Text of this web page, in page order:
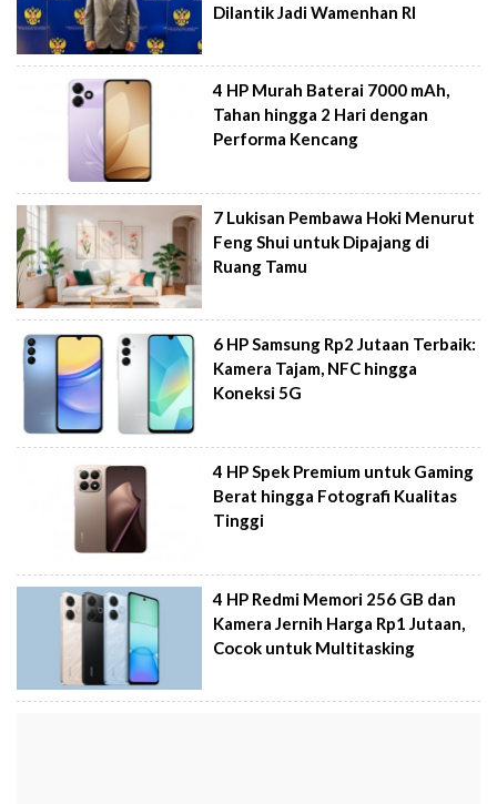
Dilantik Jadi Wamenhan RI
4 HP Murah Baterai 7000 mAh,
Tahan hingga 2 Hari dengan
Performa Kencang
7 Lukisan Pembawa Hoki Menurut
Feng Shui untuk Dipajang di
Ruang Tamu
6 HP Samsung Rp2 Jutaan Terbaik:
Kamera Tajam, NFC hingga
Koneksi 5G
4 HP Spek Premium untuk Gaming
Berat hingga Fotografi Kualitas
Tinggi
4 HP Redmi Memori 256 GB dan
Kamera Jernih Harga Rp1 Jutaan,
Cocok untuk Multitasking